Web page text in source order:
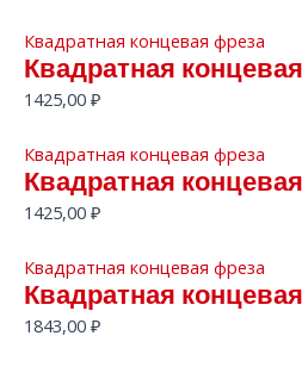
Квадратная концевая фреза
Квадратная
1425,00 ₽
Квадратная концевая фреза
Квадратная
1425,00 ₽
Квадратная концевая фреза
Квадратная
1843,00 ₽